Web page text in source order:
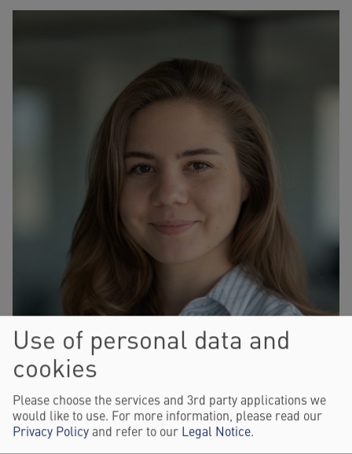
Use of personal data and
cookies
Please choose the services and 3rd party applications we
would like to use. For more information, please read our
Privacy Policy and refer to our Legal Notice.